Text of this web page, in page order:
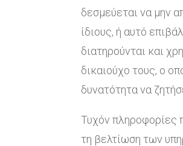
δεσμεύεται να μην
ίδιους, ή αυτό
διατηρούνται και
δικαιούχο τους, ο
δυνατότητα να
Τυχόν πληροφορίες
τη βελτίωση των